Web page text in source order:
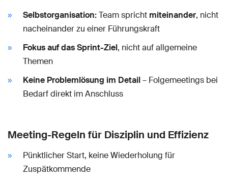
Selbstorganisation:Team spricht miteinander, nicht
nacheinander zu einer Führungskraft
Fokus auf das Sprint-Ziel, nicht auf allgemeine
Themen
Keine Problemlösung im Detail– Folgemeetings bei
Bedarf direkt im Anschluss
Meeting-Regeln für Disziplin und Effizienz
Pünktlicher Start, keine Wiederholung für
Zuspätkommende